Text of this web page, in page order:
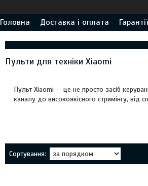
Головна Доставка і оплата Гарантії
Пульти для техніки Xiaomi
Пульт Xiaomi — це не просто засіб
каналу до високоякісного стримінгу,